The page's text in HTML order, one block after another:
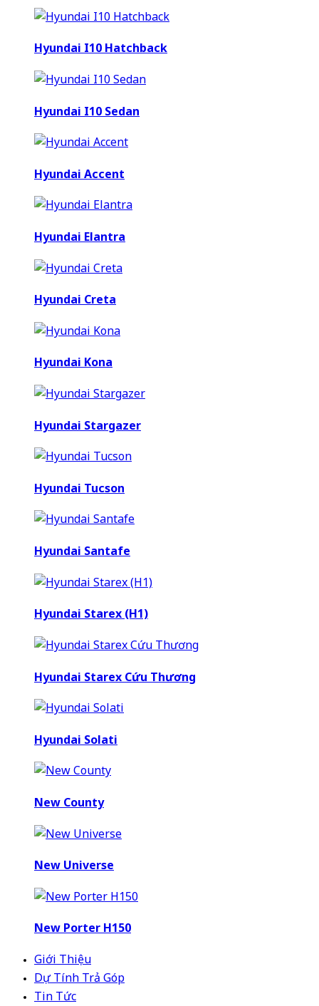
Hyundai I10 Hatchback
Hyundai I10 Sedan
Hyundai Accent
Hyundai Elantra
Hyundai Creta
Hyundai Kona
Hyundai Stargazer
Hyundai Tucson
Hyundai Santafe
Hyundai Starex (H1)
Hyundai Starex Cứu Thương
Hyundai Solati
New County
New Universe
New Porter H150
Giới Thiệu
Dự Tính Trả Góp
Tin Tức